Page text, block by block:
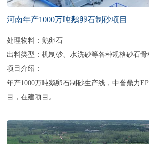
河南年产1000万吨鹅卵石制砂项目
处理物料：鹅卵石
出料类型：机制砂、水洗砂等各种规格砂石骨
项目介绍：
年产1000万吨鹅卵石制砂生产线，中誉鼎力
目，在建项目。